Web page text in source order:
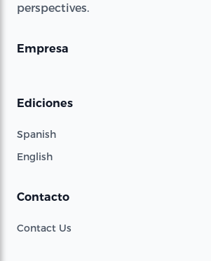
perspectives.
Empresa
Ediciones
Spanish
English
Contacto
Contact Us